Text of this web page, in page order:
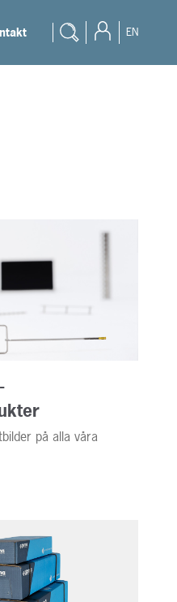
EN
på alla våra
Blogg
Lediga tjänster
Om oss